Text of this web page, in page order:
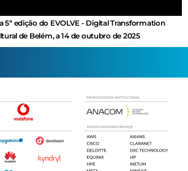
5ª edição do EVOLVE - Digital Transformation
de Belém, a 14 de outubro de 2025